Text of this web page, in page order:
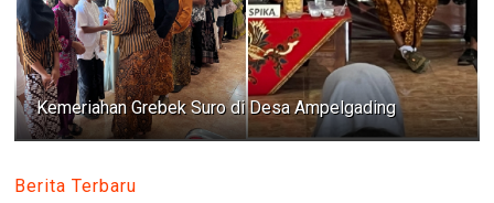
Kemeriahan Grebek Suro di Desa Ampelgading
Berita Terbaru